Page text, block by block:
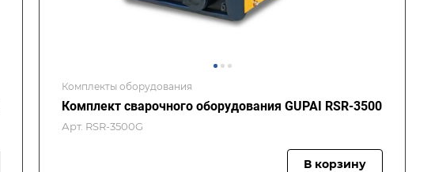
Комплекты оборудования
Комплект сварочного оборудования GUPAI RSR-3500
Арт. RSR-3500G
В корзину